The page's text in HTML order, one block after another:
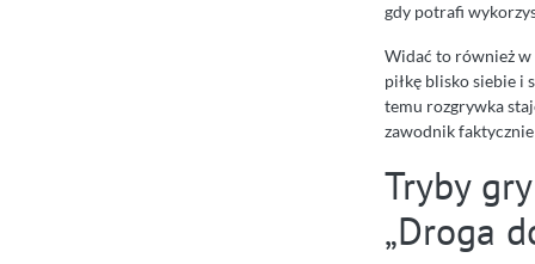
gdy potrafi
Widać to również w
piłkę blisko siebie
temu rozgrywka
zawodnik
Tryby
„Droga